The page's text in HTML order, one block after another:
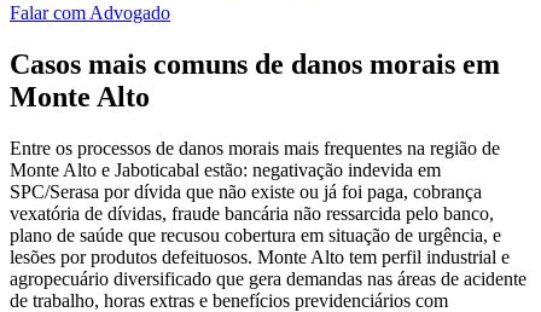
Falar com Advogado
Casos mais comuns de danos morais em
Monte Alto
Entre os processos de danos morais mais frequentes na região de
Monte Alto e Jaboticabal estão: negativação indevida em
SPC/Serasa por dívida que não existe ou já foi paga, cobrança
vexatória de dívidas, fraude bancária não ressarcida pelo banco,
plano de saúde que recusou cobertura em situação de urgência, e
lesões por produtos defeituosos. Monte Alto tem perfil industrial e
agropecuário diversificado que gera demandas nas áreas de acidente
de trabalho, horas extras e benefícios previdenciários com